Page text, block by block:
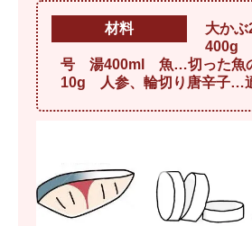
材料
大か
400g
号 湯400ml 魚…切った魚
10g 人参、輪切り唐辛子…